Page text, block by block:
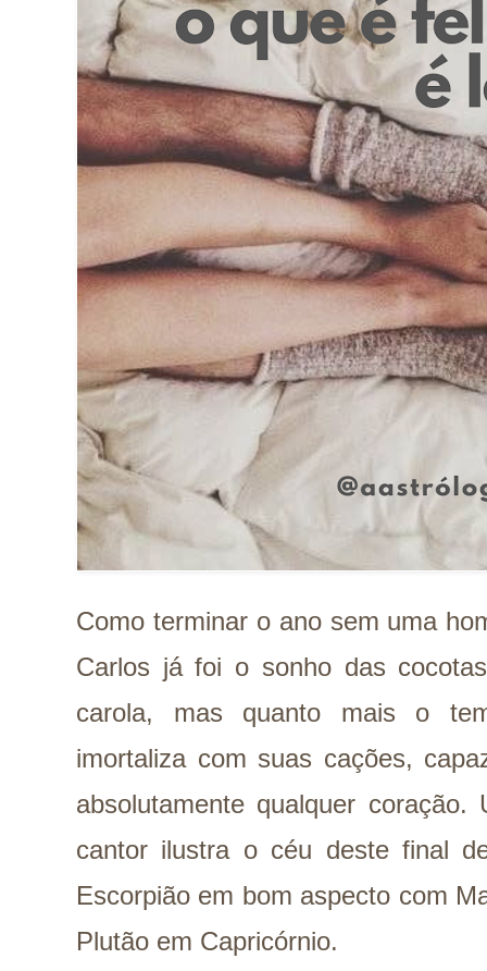
Como terminar o ano sem uma
Carlos já foi o sonho das
carola, mas quanto mais o
imortaliza com suas cações,
absolutamente qualquer
cantor ilustra o céu deste final
Escorpião em bom aspecto com
Plutão em Capricórnio.